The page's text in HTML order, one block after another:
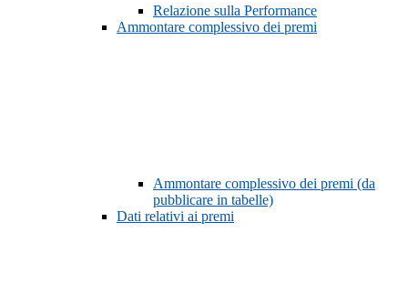
Relazione sulla Performance
Ammontare complessivo dei premi
Ammontare complessivo dei premi (da
pubblicare in tabelle)
Dati relativi ai premi